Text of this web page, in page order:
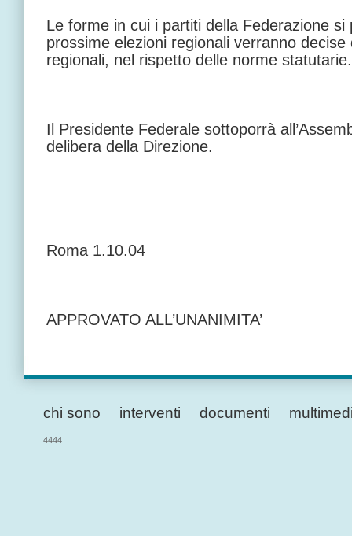
Le forme in cui i partiti della Federazione si
prossime elezioni regionali verranno
regionali, nel rispetto delle norme statutarie.
Il Presidente Federale sottoporrà
delibera della Direzione.
Roma 1.10.04
APPROVATO ALL’UNANIMITA’
chi sono interventi documenti
4444